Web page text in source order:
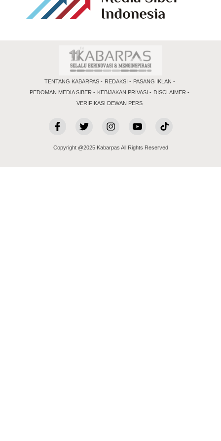
TENTANG KABARPAS REDAKSI
PASANG IKLAN
PEDOMAN MEDIA SIBER
KEBIJAKAN PRIVASI
DISCLAIMER
VERIFIKASI DEWAN PERS
Copyright @2025 Kabarpas All Rights Reserved